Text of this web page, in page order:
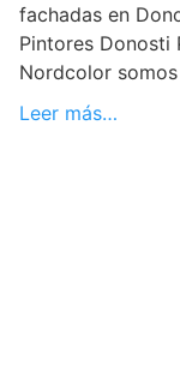
fachadas en
Pintores Donosti
Nordcolor somos
Leer más…